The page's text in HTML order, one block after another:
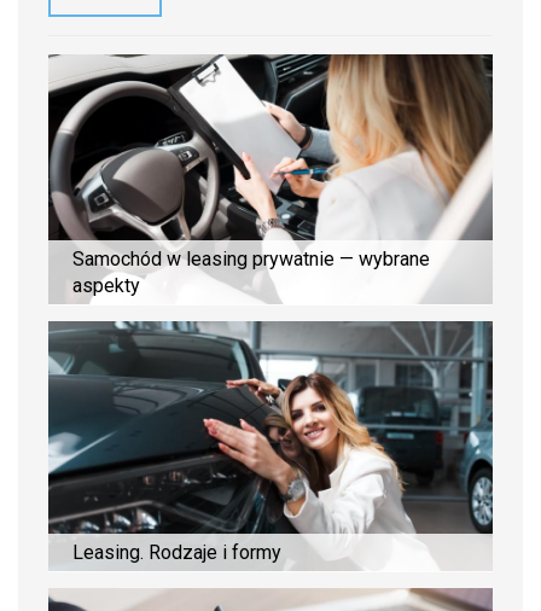
Samochód w leasing prywatnie — wybrane
aspekty
Leasing. Rodzaje i formy